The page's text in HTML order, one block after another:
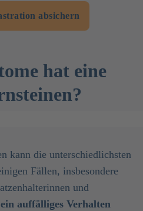
absichern
hat eine
kann die unterschiedlichsten
Fällen, insbesondere
und
ein auffälliges Verhalten